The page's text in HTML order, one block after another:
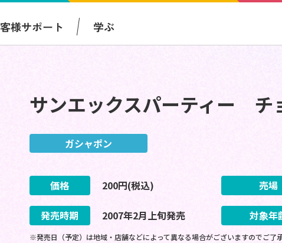
様サポート 学ぶ
サンエックスパーティー チ
ガシャポン
価格 200円(税込) 売場
発売時期
2007年2月上旬発売 対象年
※発売日（予定）は地域・店舗などによって異なる場合がございますのでご了承